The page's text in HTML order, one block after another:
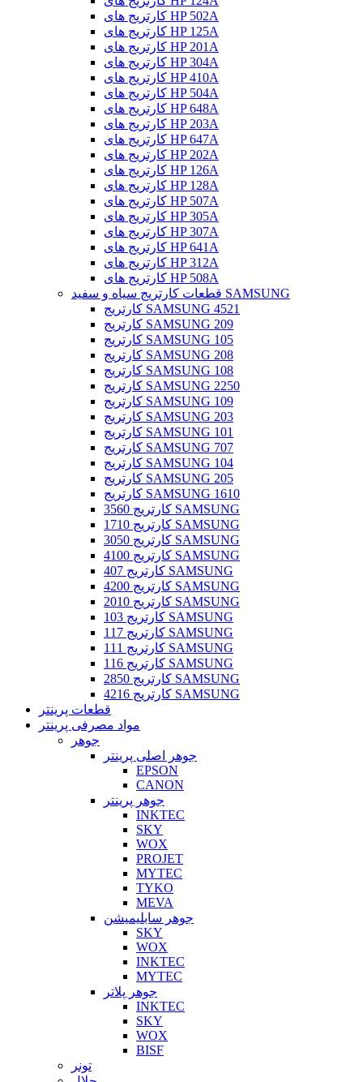
کارتریج های HP 502A
کارتریج های HP 125A
کارتریج های HP 201A
کارتریج های HP 304A
کارتریج های HP 410A
کارتریج های HP 504A
کارتریج های HP 648A
کارتریج های HP 203A
کارتریج های HP 647A
کارتریج های HP 202A
کارتریج های HP 126A
کارتریج های HP 128A
کارتریج های HP 507A
کارتریج های HP 305A
کارتریج های HP 307A
کارتریج های HP 641A
کارتریج های HP 312A
کارتریج های HP 508A
قطعات کارتریج سیاه و سفید SAMSUNG
کارتریج SAMSUNG 4521
کارتریج SAMSUNG 209
کارتریج SAMSUNG 105
کارتریج SAMSUNG 208
کارتریج SAMSUNG 108
کارتریج SAMSUNG 2250
کارتریج SAMSUNG 109
کارتریج SAMSUNG 203
کارتریج SAMSUNG 101
کارتریج SAMSUNG 707
کارتریج SAMSUNG 104
کارتریج SAMSUNG 205
کارتریج SAMSUNG 1610
کارتریج 3560 SAMSUNG
کارتریج 1710 SAMSUNG
کارتریج 3050 SAMSUNG
کارتریج 4100 SAMSUNG
کارتریج 407 SAMSUNG
کارتریج 4200 SAMSUNG
کارتریج 2010 SAMSUNG
کارتریج 103 SAMSUNG
کارتریج 117 SAMSUNG
کارتریج 111 SAMSUNG
کارتریج 116 SAMSUNG
کارتریج 2850 SAMSUNG
کارتریج 4216 SAMSUNG
قطعات پرینتر
مواد مصرفی پرینتر
جوهر
جوهر اصلی پرینتر
EPSON
CANON
جوهر پرینتر
INKTEC
SKY
WOX
PROJET
MYTEC
TYKO
MEVA
جوهر سابلیمیشن
SKY
WOX
INKTEC
MYTEC
جوهر پلاتر
INKTEC
SKY
WOX
BISF
تونر